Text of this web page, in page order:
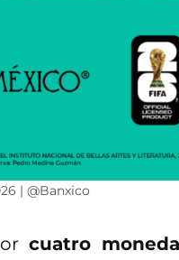
| @Banxico
cuatro